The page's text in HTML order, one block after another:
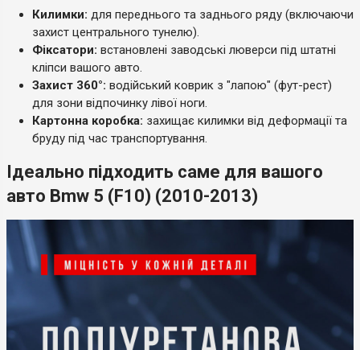
Килимки: для переднього та заднього ряду (включаючи
захист центрального тунелю).
Фіксатори: встановлені заводські люверси під штатні
кліпси вашого авто.
Захист 360°: водійський коврик з "лапою" (фут-рест)
для зони відпочинку лівої ноги.
Картонна коробка: захищає килимки від деформації та
бруду під час транспортування.
Ідеально підходить саме для вашого
авто Bmw 5 (F10) (2010-2013)